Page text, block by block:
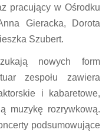
pracujący w Ośrodku
Gieracka, Dorota
Szubert.
nowych form
zespołu zawiera
i kabaretowe,
muzykę rozrywkową.
podsumowujące